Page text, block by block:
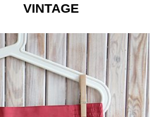
VINTAGE